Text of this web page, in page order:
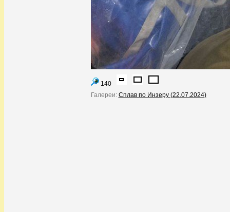
140
Галереи: Сплав по Инзеру (22.07.2024)